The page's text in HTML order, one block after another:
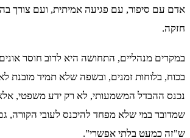
אדם עם סיפור, עם פגיעה אמיתית, ועם צורך
חזקה.
במקרים מנהליים, התחושה היא לרוב חוסר
בכוח, בלוחות זמנים, ובשפה שלא תמיד מובנת
נכנס ההבדל המשמעותי, לא רק ידע משפטי,
שמדובר במי שלא מפחד להיכנס לעובי הקורה,
ש"זה כמעט בלתי אפשרי".